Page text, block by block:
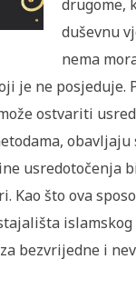
drugome,
duševnu
nema
je ne
ostvariti
usredotočenja
što ova
bezvrijedne i